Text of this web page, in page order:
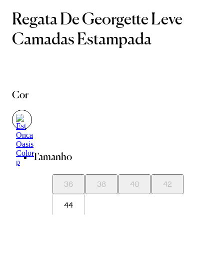
Regata De Georgette Leve
Camadas Estampada
Cor
Tamanho
36 38 40 42
44